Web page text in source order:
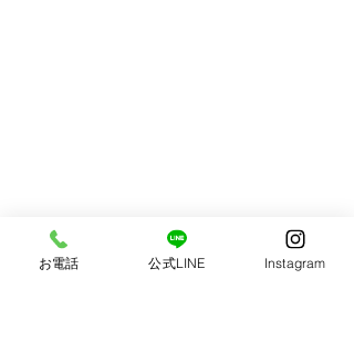
お電話 公式LINE Instagram